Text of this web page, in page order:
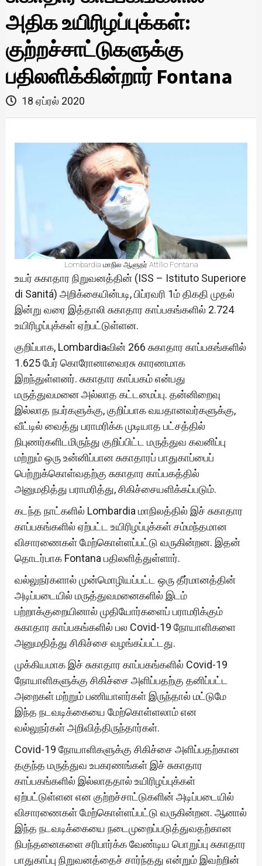
அதிக உயிரிழப்புக்கள்:
குற்றச்சாட்டுகளுக்கு
பதிலளிக்கின்றார் Fontana
18 ஏப்ரல் 2020
Lombardia மாநில ஆளுநர் Attilio Fontana
உயர் சுகாதார நிறுவனத்தின் (ISS – Istituto Superiore
di Sanitá) அறிக்கையின்படி, பிப்ரவரி 1ம் திகதி முதல்
இன்று வரை இத்தாலி சுகாதார காப்பகங்களில் 2.724
உயிரிழப்புக்கள் ஏற்பட்டுள்ளன.
குறிப்பாக, Lombardiaவின் 266 சுகாதார காப்பகங்களில்
1.625 பேர் கொரோனாவைரசு காரணமாக
இறந்துள்ளனர். சுகாதார காப்பகம் என்பது
மருத்துவமனை அல்லாத கட்டமைப்பு. தன்னிறைவு
இல்லாத நபர்களுக்கு, குறிப்பாக வயதானவர்களுக்கு,
வீட்டில் வைத்து பராமரிக்க முடியாத பட்சத்தில்
நிபுணர்களிடமிருந்து குறிப்பிட்ட மருத்துவ கவனிப்பு
மற்றும் ஒரு உன்னிப்பான சுகாதாரப் பாதுகாப்பைப்
பெற்றுக்கொள்வதற்கு சுகாதார காப்பகத்தில்
அனுமதித்து பராமரித்து, சிகிச்சையளிக்கப்படும்.
கடந்த நாட்களில் Lombardia மாநிலத்தில் இச் சுகாதார
காப்பகங்களில் ஏற்பட்ட உயிரிழப்புக்கள் சம்மந்தமான
விசாரணைகள் மேற்கொள்ளப்பட்டு வருகின்றன. இதன்
தொடர்பாக Fontana பதிலளித்துள்ளார்.
வல்லுநர்களால் முன்மொழியப்பட்ட ஒரு தீர்மானத்தின்
அடிப்படையில் மருத்துவமனைகளில் இடம்
பற்றாக்குறையினால் முதியோர்களைப் பராமரிக்கும்
சுகாதார காப்பகங்களில் பல Covid-19 நோயாளிகளை
அனுமதித்து சிகிச்சை வழங்கப்பட்டது.
முக்கியமாக இச் சுகாதார காப்பகங்களில் Covid-19
நோயாளிகளுக்கு சிகிச்சை அளிப்பதற்கு தனிப்பட்ட
அறைகள் மற்றும் பணியாளர்கள் இருந்தால் மட்டுமே
இந்த நடவடிக்கையை மேற்கொள்ளலாம் என
வல்லுநர்கள் அறிவித்திருந்தார்கள்.
Covid-19 நோயாளிகளுக்கு சிகிச்சை அளிப்பதற்கான
தகுந்த மருத்துவ உபகரணங்கள் இச் சுகாதார
காப்பகங்களில் இல்லாததால் உயிரிழப்புக்கள்
ஏற்பட்டுள்ளன என குற்றச்சாட்டுகளின் அடிப்படையில்
விசாரணைகள் மேற்கொள்ளப்பட்டு வருகின்றன. ஆனால்
இந்த நடவடிக்கையை நடைமுறைப்படுத்துவதற்கான
நிபந்தனைகளை சரிபார்க்க வேண்டிய பொறுப்பு சுகாதார
பாதுகாப்பு நிறுவனத்தைச் சார்ந்தது என்றும் இவற்றின்